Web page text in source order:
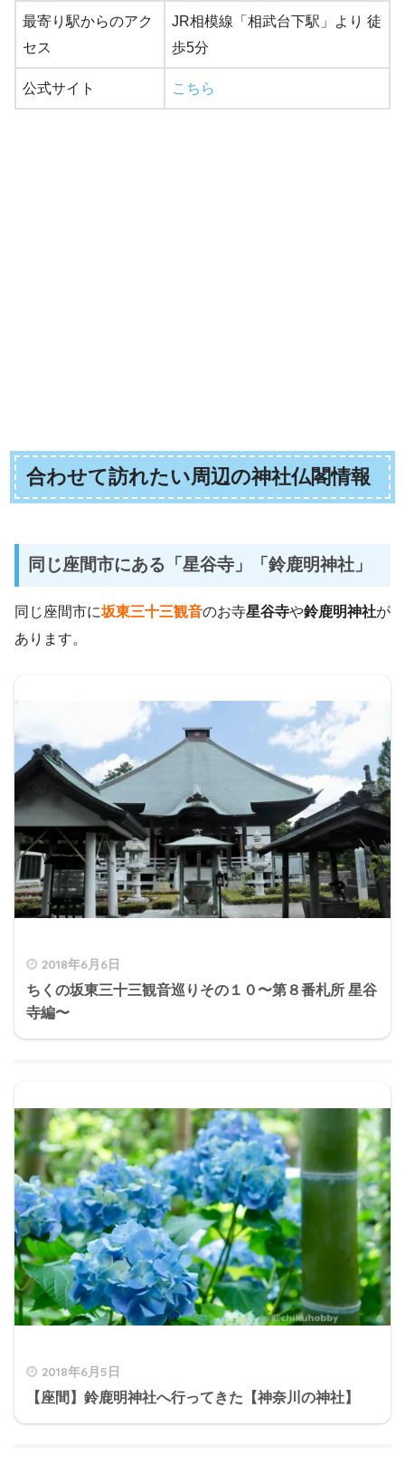
最寄り駅からのアク
セス
JR相模線「相武台下駅」より 徒
歩5分
公式サイト こちら
合わせて訪れたい周辺の神社仏閣情報
同じ座間市にある「星谷寺」「鈴鹿明神社」
同じ座間市に坂東三十三観音のお寺星谷寺や鈴鹿明神社が
あります。
2018年6月6日
ちくの坂東三十三観音巡りその１０〜第８番札所 星谷
寺編〜
2018年6月5日
【座間】鈴鹿明神社へ行ってきた【神奈川の神社】